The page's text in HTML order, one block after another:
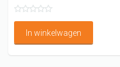
In winkelwagen